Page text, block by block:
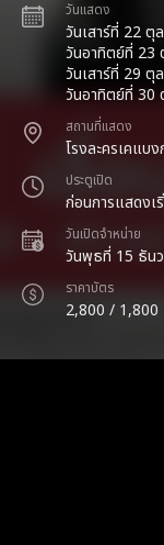
วันแสดง
วันเสาร์ที่ 22 ตุ
วันอาทิตย์ที่ 23
วันเสาร์ที่ 29 ตุ
วันอาทิตย์ที่ 30
สถานที่แสดง
โรงละครเคแบ
ประตูเปิด
ก่อนการแสดงเ
วันเปิดจำหน่าย
วันพุธที่ 15 ธัน
ราคาบัตร
2,800 / 1,800